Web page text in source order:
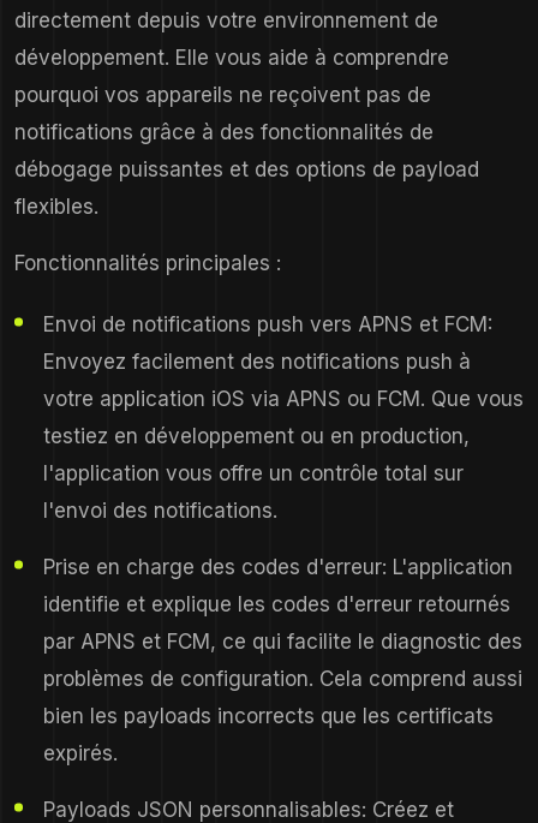
directement depuis votre environnement de
développement. Elle vous aide à comprendre
pourquoi vos appareils ne reçoivent pas de
notifications grâce à des fonctionnalités de
débogage puissantes et des options de payload
flexibles.
Fonctionnalités principales :
Envoi de notifications push vers APNS et FCM:
Envoyez facilement des notifications push à
votre application iOS via APNS ou FCM. Que vous
testiez en développement ou en production,
l'application vous offre un contrôle total sur
l'envoi des notifications.
Prise en charge des codes d'erreur: L'application
identifie et explique les codes d'erreur retournés
par APNS et FCM, ce qui facilite le diagnostic des
problèmes de configuration. Cela comprend aussi
bien les payloads incorrects que les certificats
expirés.
Payloads JSON personnalisables: Créez et